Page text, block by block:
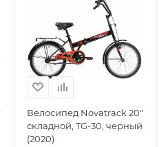
Велосипед Novatrack 20"
складной, TG-30, черный
(2020)